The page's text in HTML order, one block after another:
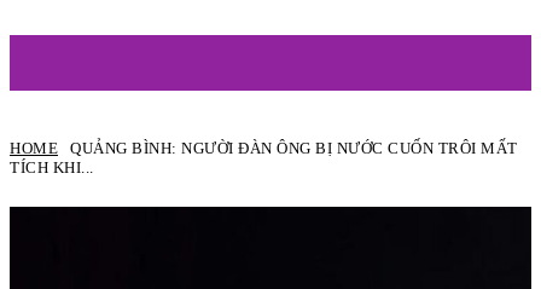
HOME
QUẢNG BÌNH: NGƯỜI ĐÀN ÔNG BỊ NƯỚC CUỐN TRÔI MẤT
TÍCH KHI...